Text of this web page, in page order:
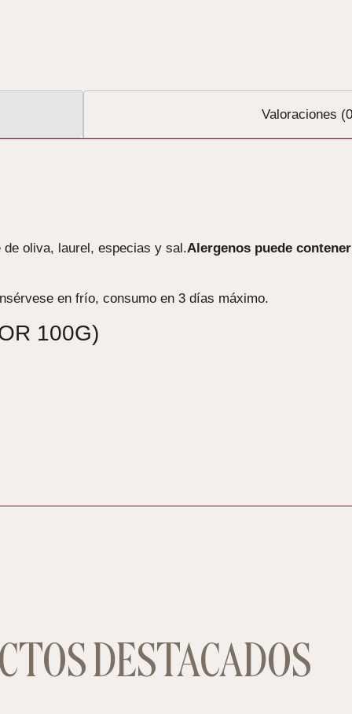
Valoraciones
oliva, laurel, especias y sal.Alergenos puede
en frío, consumo en 3 días máximo.
100G)
DESTACADOS